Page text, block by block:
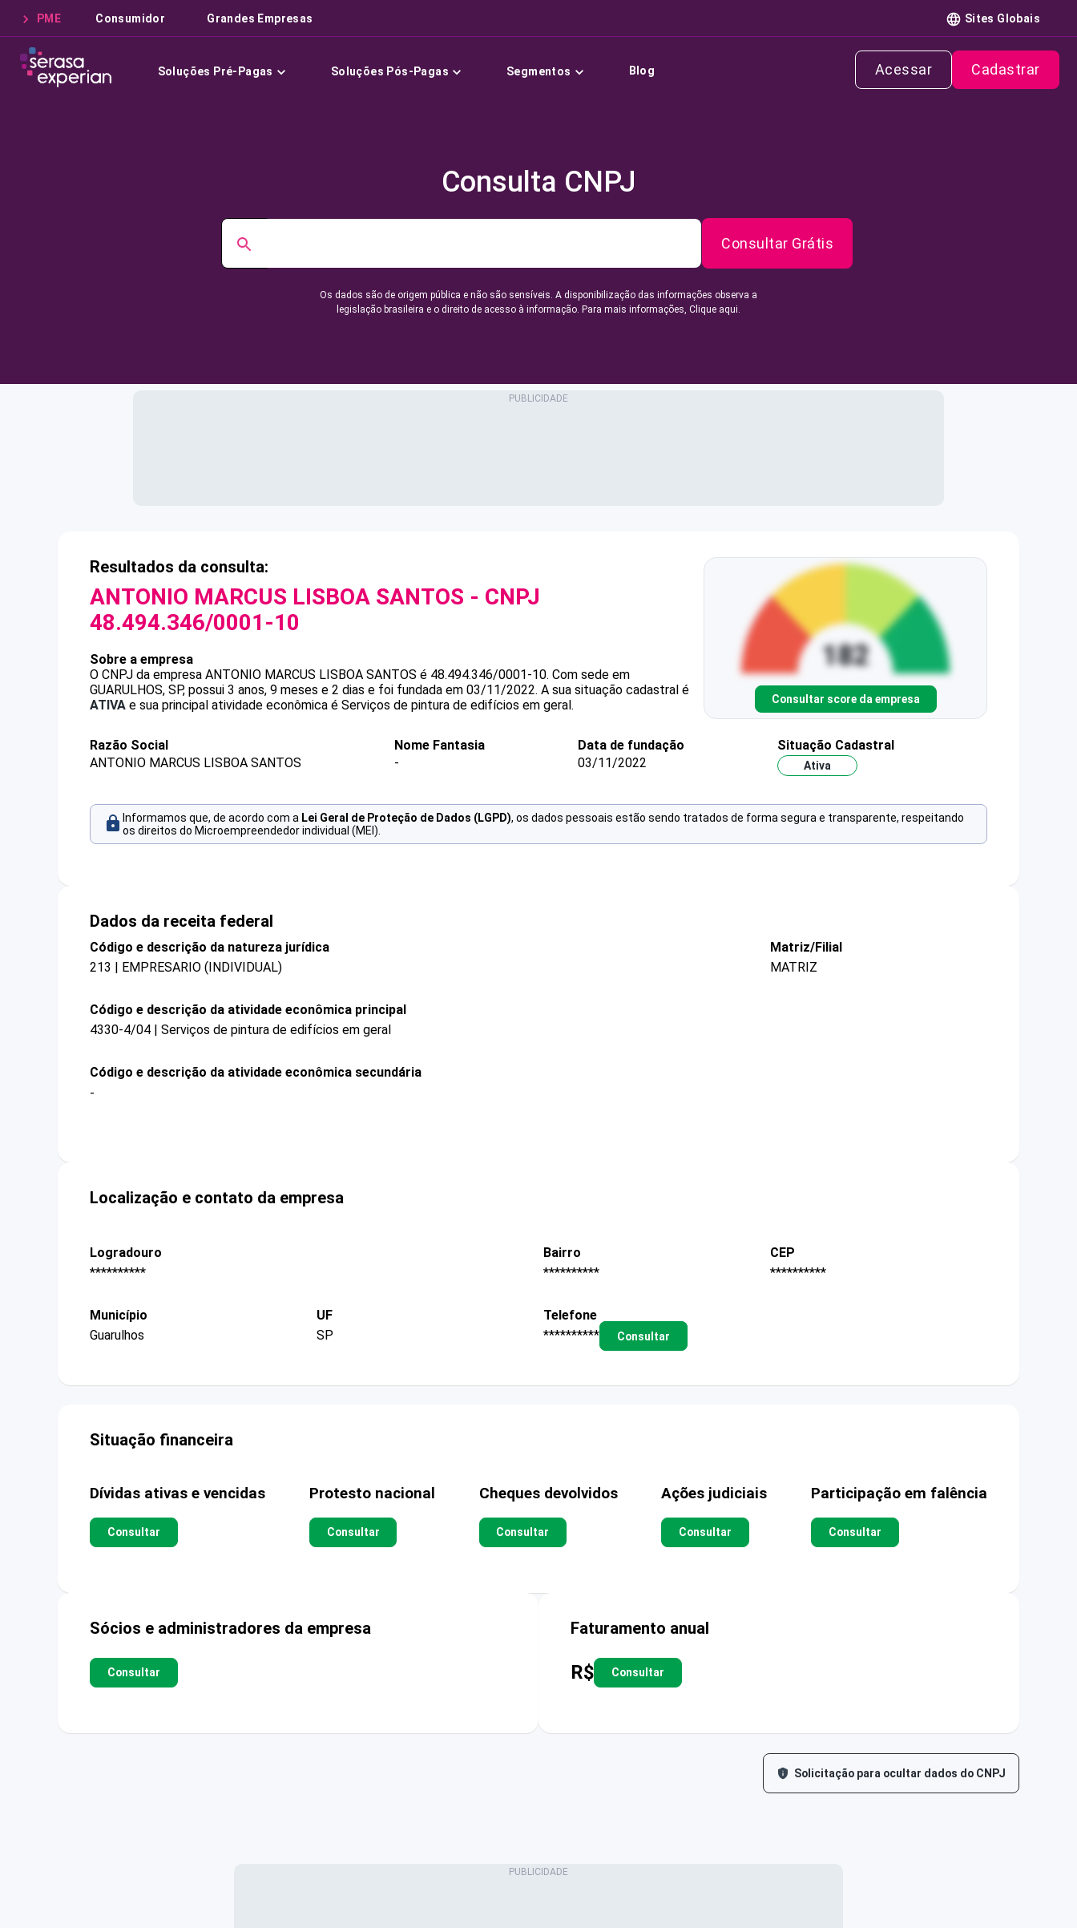
PME Consumidor Grandes Empresas Sites Globais
Soluções Pré-Pagas Soluções Pós-Pagas Segmentos Blog Acessar Cadastrar
Consulta CNPJ
Consultar Grátis
Os dados são de origem pública e não são sensíveis. A disponibilização das informações observa a
legislação brasileira e o direito de acesso à informação. Para mais informações, Clique aqui.
Resultados da consulta:
ANTONIO MARCUS LISBOA SANTOS - CNPJ
48.494.346/0001-10
Sobre a empresa
O CNPJ da empresa ANTONIO MARCUS LISBOA SANTOS é 48.494.346/0001-10. Com sede em
GUARULHOS, SP, possui 3 anos, 9 meses e 2 dias e foi fundada em 03/11/2022. A sua situação cadastral é
ATIVA e sua principal atividade econômica é Serviços de pintura de edifícios em geral. Consultar score da empresa
Razão Social
ANTONIO MARCUS LISBOA SANTOS
Nome Fantasia
-
Data de fundação
03/11/2022
Situação Cadastral
Ativa
Informamos que, de acordo com a Lei Geral de Proteção de Dados (LGPD), os dados pessoais estão sendo tratados de forma segura e transparente, respeitando
os direitos do Microempreendedor individual (MEI).
Dados da receita federal
Código e descrição da natureza jurídica
213 | EMPRESARIO (INDIVIDUAL)
Matriz/Filial
MATRIZ
Código e descrição da atividade econômica principal
4330-4/04 | Serviços de pintura de edifícios em geral
Código e descrição da atividade econômica secundária
-
Localização e contato da empresa
Logradouro
**********
Bairro
**********
CEP
**********
Município
Guarulhos
UF
SP
Telefone
**********
Consultar
Situação financeira
Dívidas ativas e vencidas
Consultar
Protesto nacional
Consultar
Cheques devolvidos
Consultar
Ações judiciais
Consultar
Participação em falência
Consultar
Sócios e administradores da empresa
Consultar
Faturamento anual
R$ Consultar
Solicitação para ocultar dados do CNPJ